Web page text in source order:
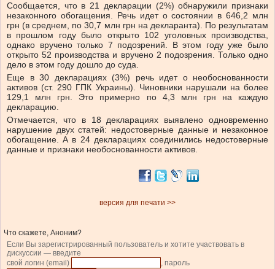
Сообщается, чтов21 декларации (2%) обнаружили признаки
незаконного обогащения. Речь идет о состоянии в 646,2 млн
грн (в среднем, по 30,7 млн грн на декларанта). По результатам
в прошлом году было открыто 102 уголовных производства,
однако вручено только 7 подозрений. В этом году уже было
открыто 52 производства и вручено 2 подозрения. Только одно
дело в этом году дошло до суда.
Еще в 30 декларациях (3%) речь идет о необоснованности
активов (ст. 290 ГПК Украины). Чиновники нарушали на более
129,1 млн грн. Это примерно по 4,3 млн грн на каждую
декларацию.
Отмечается, что
в 18 декларациях выявлено одновременно
нарушение двух статей: недостоверные данные и незаконное
обогащение. А в 24 декларациях соединились недостоверные
данные и признаки необоснованности активов.
версия для печати >>
Что скажете, Аноним?
Если Вы зарегистрированный пользователь и хотите участвовать в
дискуссии — введите
свой логин (email)
, пароль